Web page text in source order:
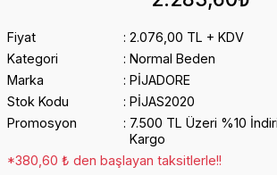
Fiyat
2.076,00 TL + KDV
Kategori
Normal Beden
Marka
PİJADORE
Stok Kodu
PİJAS2020
Promosyon
7.500 TL Üzeri %10
Kargo
*380,60 ₺ den başlayan taksitlerle!!